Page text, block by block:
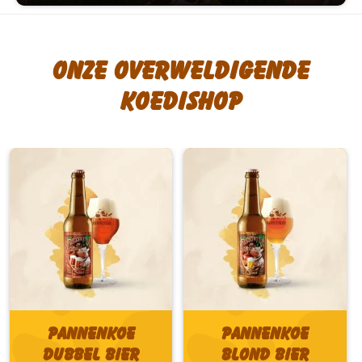
Onze overweldigende
koedishop
Pannenkoe
Dubbel bier
Pannenkoe
Blond bier